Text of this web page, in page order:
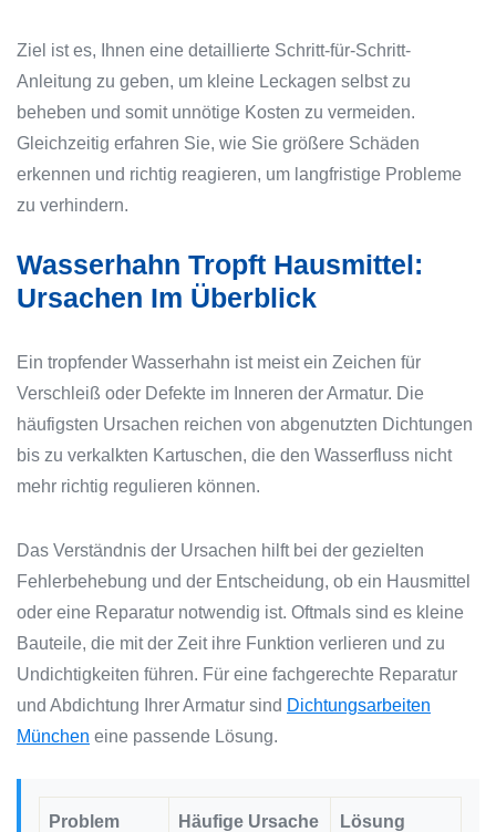
Ziel ist es, Ihnen eine detaillierte Schritt-für-Schritt-
Anleitung zu geben, um kleine Leckagen selbst zu
beheben und somit unnötige Kosten zu vermeiden.
Gleichzeitig erfahren Sie, wie Sie größere Schäden
erkennen und richtig reagieren, um langfristige Probleme
zu verhindern.
Wasserhahn Tropft Hausmittel:
Ursachen Im Überblick
Ein tropfender Wasserhahn ist meist ein Zeichen für
Verschleiß oder Defekte im Inneren der Armatur. Die
häufigsten Ursachen reichen von abgenutzten Dichtungen
bis zu verkalkten Kartuschen, die den Wasserfluss nicht
mehr richtig regulieren können.
Das Verständnis der Ursachen hilft bei der gezielten
Fehlerbehebung und der Entscheidung, ob ein Hausmittel
oder eine Reparatur notwendig ist. Oftmals sind es kleine
Bauteile, die mit der Zeit ihre Funktion verlieren und zu
Undichtigkeiten führen. Für eine fachgerechte Reparatur
und Abdichtung Ihrer Armatur sind Dichtungsarbeiten
München eine passende Lösung.
Problem Häufige Ursache Lösung